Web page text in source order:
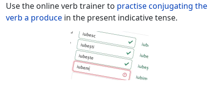
Use the online verb trainer to practise conjugating the
verb a produce in the present indicative tense.